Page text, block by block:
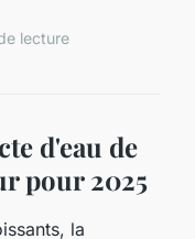
lecture
d'eau de
pour 2025
la